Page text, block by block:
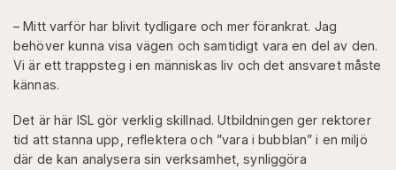
– Mitt varför har blivit tydligare och mer förankrat. Jag
behöver kunna visa vägen och samtidigt vara en del av den.
Vi är ett trappsteg i en människas liv och det ansvaret måste
kännas.
Det är här ISL gör verklig skillnad. Utbildningen ger rektorer
tid att stanna upp, reflektera och ”vara i bubblan” i en miljö
där de kan analysera sin verksamhet, synliggöra